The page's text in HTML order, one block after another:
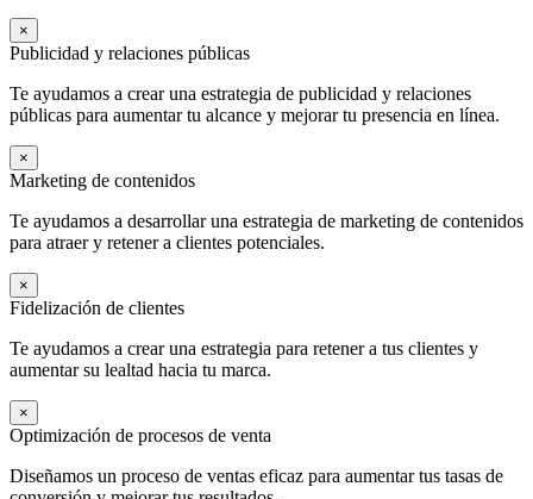
×
Publicidad y relaciones públicas
Te ayudamos a crear una estrategia de publicidad y relaciones
públicas para aumentar tu alcance y mejorar tu presencia en línea.
×
Marketing de contenidos
Te ayudamos a desarrollar una estrategia de marketing de contenidos
para atraer y retener a clientes potenciales.
×
Fidelización de clientes
Te ayudamos a crear una estrategia para retener a tus clientes y
aumentar su lealtad hacia tu marca.
×
Optimización de procesos de venta
Diseñamos un proceso de ventas eficaz para aumentar tus tasas de